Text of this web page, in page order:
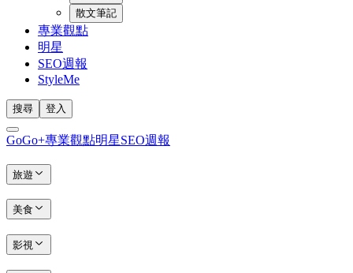
散文筆記
專業觀點
明星
SEO週報
StyleMe
搜尋 登入
GoGo+專業觀點明星SEO週報
旅遊
美食
影視